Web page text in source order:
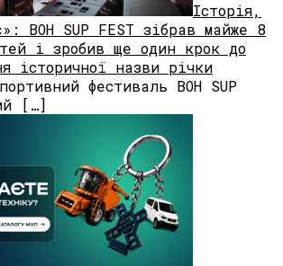
Історія,
BOH SUP FEST зібрав майже 8
і зробив ще один крок до
історичної назви річки
фестиваль BOH SUP
[…]